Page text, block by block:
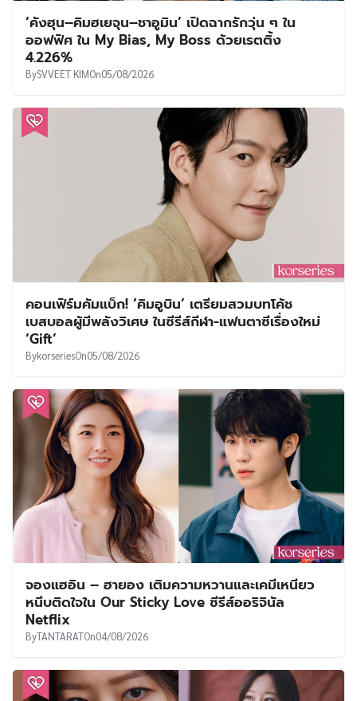
‘คังฮุน–คิมฮเยจุน–ชาอูมิน’ เปิดฉากรักวุ่น ๆ ใน
ออฟฟิศ ใน My Bias, My Boss ด้วยเรตติ้ง
4.226%
BySVVEET KIMOn05/08/2026
คอนเฟิร์มคัมแบ็ก! ‘คิมอูบิน’ เตรียมสวมบทโค้ช
เบสบอลผู้มีพลังวิเศษ ในซีรีส์กีฬา-แฟนตาซีเรื่องใหม่
‘Gift’
BykorseriesOn05/08/2026
จองแฮอิน – ฮายอง เติมความหวานและเคมีเหนียว
หนึบติดใจใน Our Sticky Love ซีรีส์ออริจินัล
Netflix
ByTANTARATOn04/08/2026